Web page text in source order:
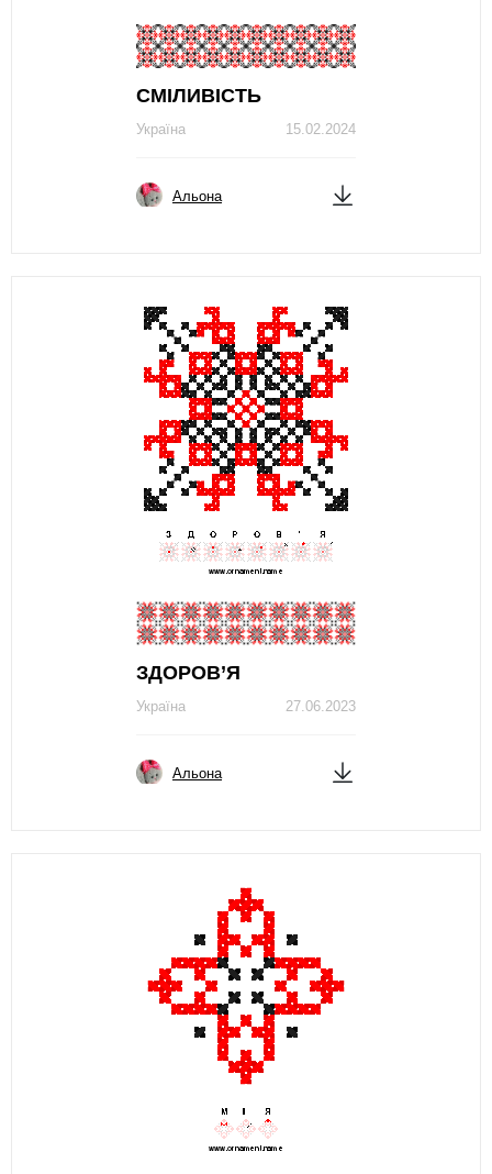
СМIЛИВIСТЬ
15.02.2024
Україна
Альона
ЗДОРОВ’Я
27.06.2023
Україна
Альона